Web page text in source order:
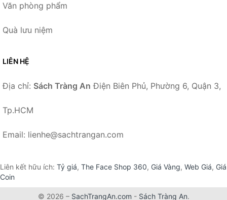
Văn phòng phẩm
Quà lưu niệm
LIÊN HỆ
Địa chỉ: Sách Tràng An Điện Biên Phủ, Phường 6, Quận 3,
Tp.HCM
Email: lienhe@sachtrangan.com
Liên kết hữu ích: Tỷ giá, The Face Shop 360, Giá Vàng, Web Giá, Giá
Coin
© 2026 – SachTrangAn.com - Sách Tràng An.